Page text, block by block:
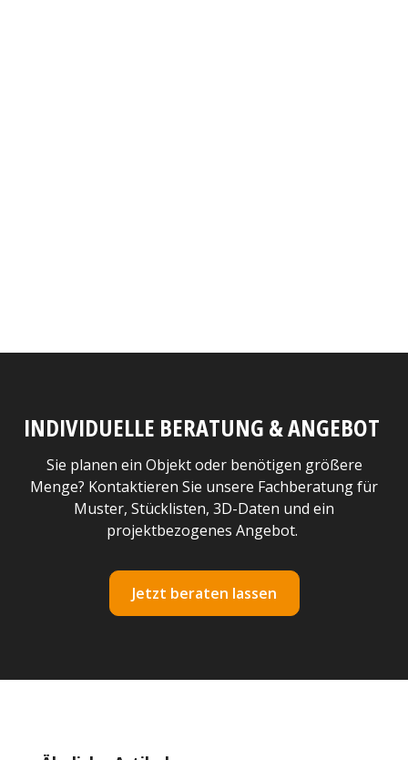
INDIVIDUELLE BERATUNG & ANGEBOT
Sie planen ein Objekt oder benötigen größere
Menge? Kontaktieren Sie unsere Fachberatung für
Muster, Stücklisten, 3D-Daten und ein
projektbezogenes Angebot.
Jetzt beraten lassen